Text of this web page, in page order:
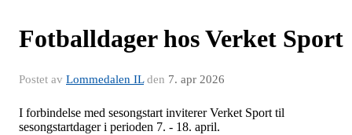
Fotballdager hos Verket Sport
Postet av Lommedalen ILden 7. apr 2026
I forbindelse med sesongstart inviterer Verket Sport til
sesongstartdager i perioden 7. - 18. april.